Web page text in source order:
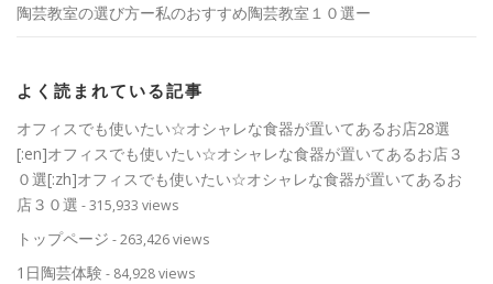
陶芸教室の選び方ー私のおすすめ陶芸教室１０選ー
よく読まれている記事
オフィスでも使いたい☆オシャレな食器が置いてあるお店28選
[:en]オフィスでも使いたい☆オシャレな食器が置いてあるお店３
０選[:zh]オフィスでも使いたい☆オシャレな食器が置いてあるお
店３０選 - 315,933 views
トップページ - 263,426 views
1日陶芸体験 - 84,928 views